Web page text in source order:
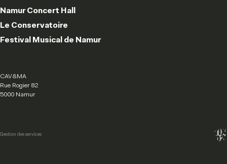
Namur Concert Hall
Le Conservatoire
Festival Musical de Namur
CAV&MA
Rue Rogier 82
5000 Namur
Gestion des services